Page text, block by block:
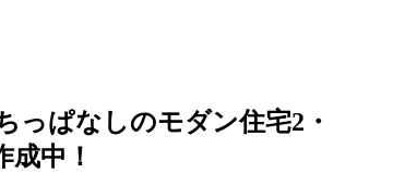
っぱなしのモダン住宅2・
中！